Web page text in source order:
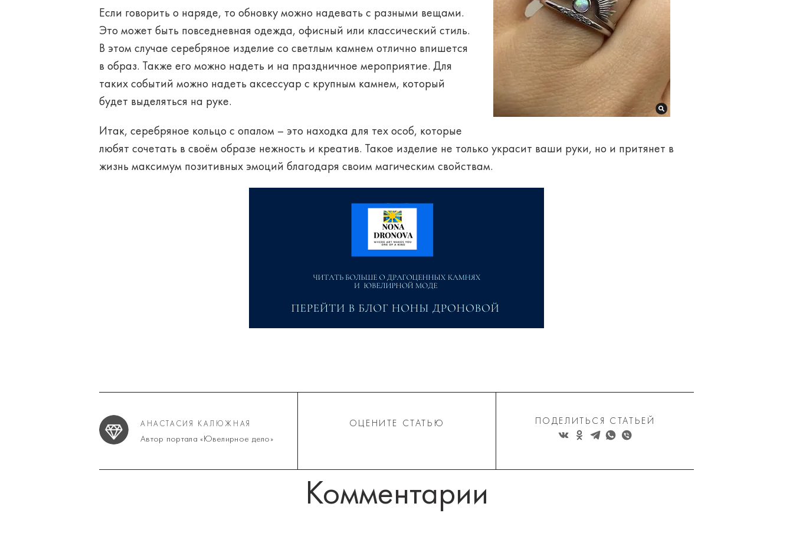
Если говорить о наряде, то обновку можно надевать с разными вещами.
Это может быть повседневная одежда, офисный или классический стиль.
В этом случае серебряное изделие со светлым камнем отлично впишется
в образ. Также его можно надеть и на праздничное мероприятие. Для
таких событий можно надеть аксессуар с крупным камнем, который
будет выделяться на руке.
Итак, серебряное кольцо с опалом – это находка для тех особ, которые
любят сочетать в своём образе нежность и креатив. Такое изделие не только украсит ваши руки, но и притянет в
жизнь максимум позитивных эмоций благодаря своим магическим свойствам.
АНАСТАСИЯ КАЛЮЖНАЯ
Автор портала «Ювелирное дело»
ОЦЕНИТЕ СТАТЬЮ ПОДЕЛИТЬСЯ СТАТЬЕЙ
Комментарии